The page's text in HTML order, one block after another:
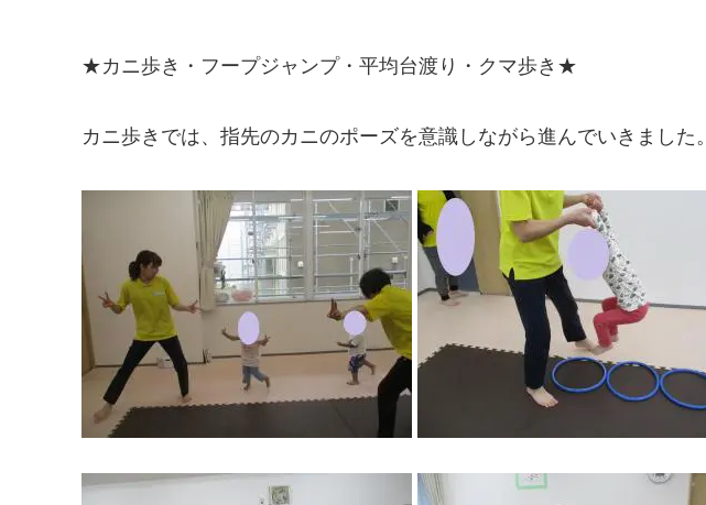
★カニ歩き・フープジャンプ・平均台渡り・クマ歩き★
カニ歩きでは、指先のカニのポーズを意識しながら進んでいきました。